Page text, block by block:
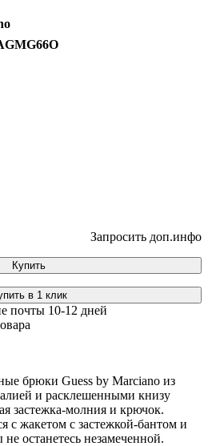
Запросить доп.инфо
Купить
в 1 клик
почты 10-12 дней
брюки Guess by Marciano из
и расклешенными книзу
застежка-молния и крючок.
с жакетом с застежкой-бантом и
останетесь незамеченной.